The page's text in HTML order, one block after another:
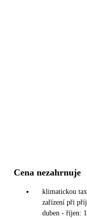
Cena nezahrnuje
klimatickou
zařízení při
duben - říjen: